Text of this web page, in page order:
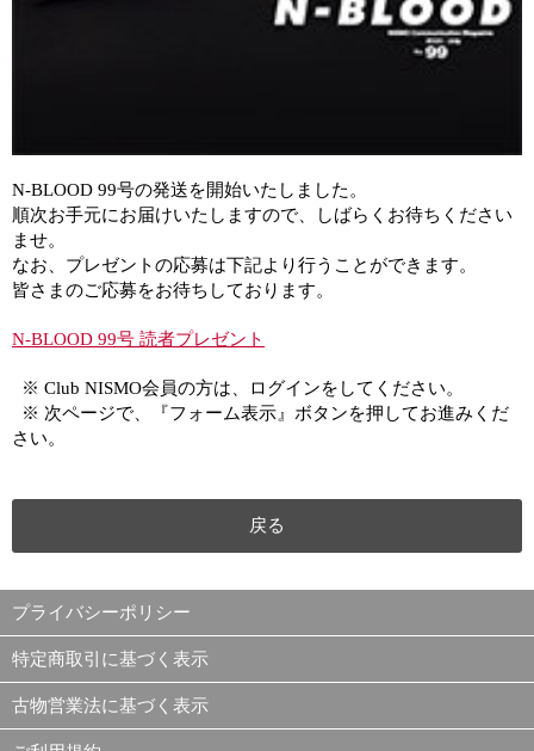
N-BLOOD 99号の発送を開始いたしました。
順次お手元にお届けいたしますので、しばらくお待ちください
ませ。
なお、プレゼントの応募は下記より行うことができます。
皆さまのご応募をお待ちしております。
N-BLOOD 99号 読者プレゼント
※ Club NISMO会員の方は、ログインをしてください。
※ 次ページで、『フォーム表示』ボタンを押してお進みくだ
さい。
戻る
プライバシーポリシー
特定商取引に基づく表示
古物営業法に基づく表示